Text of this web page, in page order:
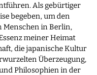
Als gebürtiger
begeben, um den
Menschen in Berlin,
meiner Heimat
die japanische Kultur
Überzeugung,
Philosophien in der